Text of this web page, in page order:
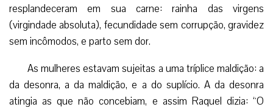
resplandeceram em sua carne: rainha das virgens
(virgindade absoluta), fecundidade sem corrupção, gravidez
sem incômodos, e parto sem dor.
As mulheres estavam sujeitas a uma tríplice maldição: a
da desonra, a da maldição, e a do suplício. A da desonra
atingia as que não concebiam, e assim Raquel dizia: “O